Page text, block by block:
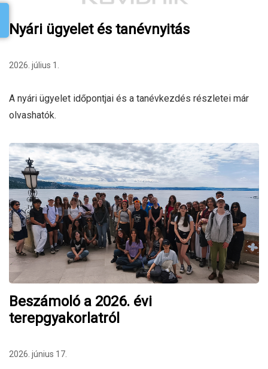
Nyári ügyelet és tanévnyitás
2026. július 1.
A nyári ügyelet időpontjai és a tanévkezdés részletei már
olvashatók.
Beszámoló a 2026. évi
terepgyakorlatról
2026. június 17.